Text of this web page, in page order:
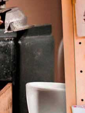
Mapamundi
Musicales
Originales
Percheros